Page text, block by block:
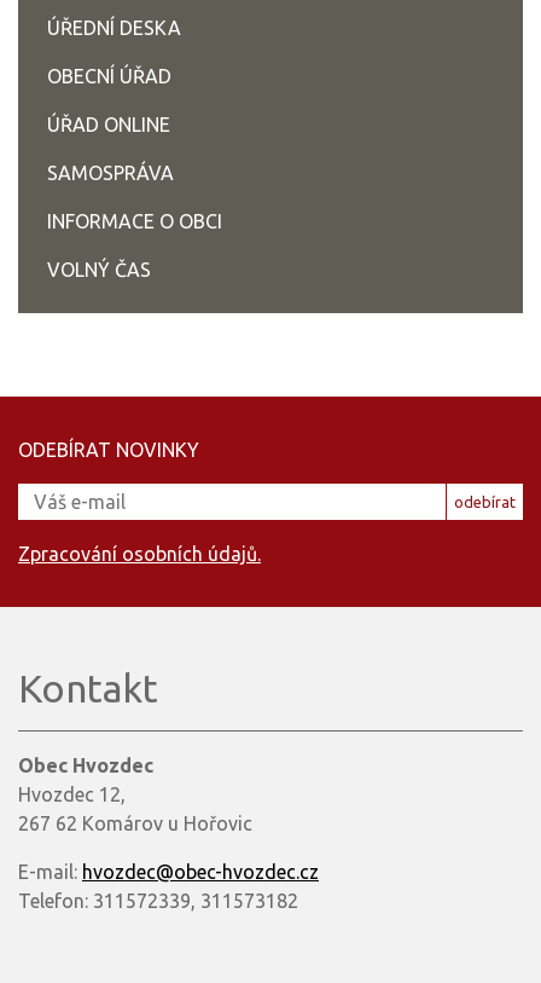
ÚŘEDNÍ DESKA
OBECNÍ ÚŘAD
ÚŘAD ONLINE
SAMOSPRÁVA
INFORMACE O OBCI
VOLNÝ ČAS
ODEBÍRAT NOVINKY
odebírat
Zpracování osobních údajů.
Kontakt
Obec Hvozdec
Hvozdec 12,
267 62 Komárov u Hořovic
E-mail: hvozdec@obec-hvozdec.cz
Telefon: 311572339, 311573182